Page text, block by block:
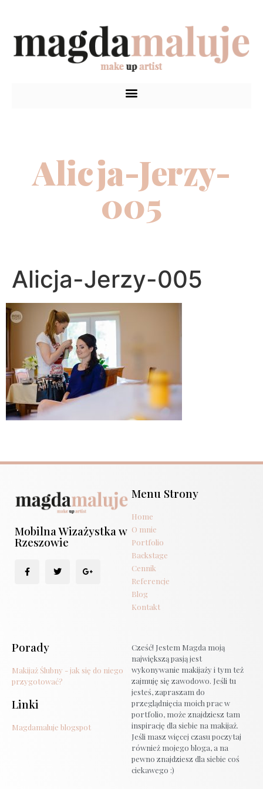
Alicja-Jerzy-
005
Alicja-Jerzy-005
Mobilna Wizażystka w
Rzeszowie
Menu Strony
Home
O mnie
Portfolio
Backstage
Cennik
Referencje
Blog
Kontakt
Porady
Makijaż Ślubny - jak się do niego
przygotować?
Linki
Magdamaluje blogspot
Cześć! Jestem Magda moją
największą pasją jest
wykonywanie makijaży i tym też
zajmuję się zawodowo. Jeśli tu
jesteś, zapraszam do
przeglądnięcia moich prac w
portfolio, może znajdziesz tam
inspirację dla siebie na makijaż.
Jeśli masz więcej czasu poczytaj
również mojego bloga, a na
pewno znajdziesz dla siebie coś
ciekawego :)